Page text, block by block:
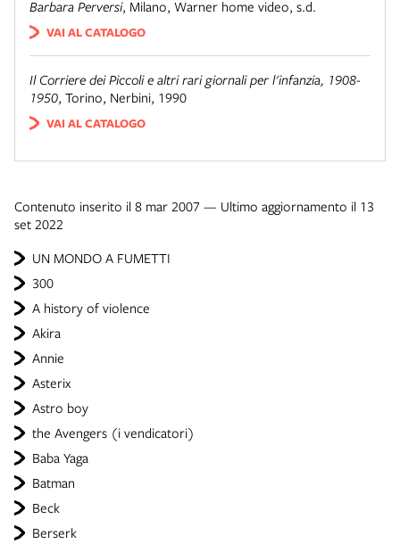
UN MONDO A FUMETTI
300
A history of violence
Akira
Annie
Asterix
Astro boy
the Avengers (i vendicatori)
Baba Yaga
Batman
Beck
Berserk
Barbara Perversi, Milano, Warner home video, s.d.
VAI AL CATALOGO
Il Corriere dei Piccoli e altri rari giornali per l'infanzia, 1908-
1950, Torino, Nerbini, 1990
VAI AL CATALOGO
Contenuto inserito il 8 mar 2007 — Ultimo aggiornamento il 13
set 2022